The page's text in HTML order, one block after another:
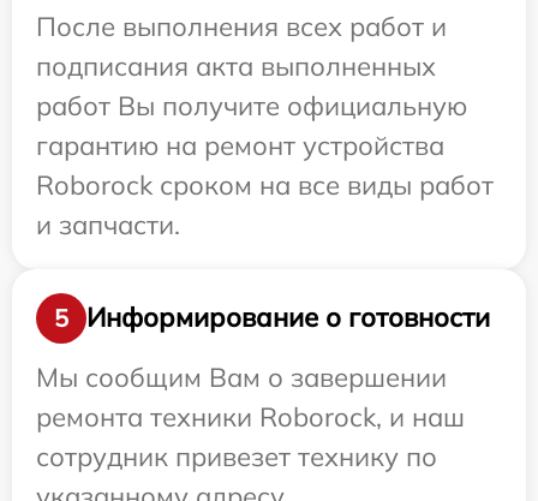
После выполнения всех работ и
подписания акта выполненных
работ Вы получите официальную
гарантию на ремонт устройства
Roborock сроком на все виды работ
и запчасти.
5
Информирование о готовности
Мы сообщим Вам о завершении
ремонта техники Roborock, и наш
сотрудник привезет технику по